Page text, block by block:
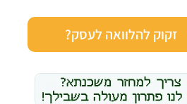
זקוק להלוואה לעסק?